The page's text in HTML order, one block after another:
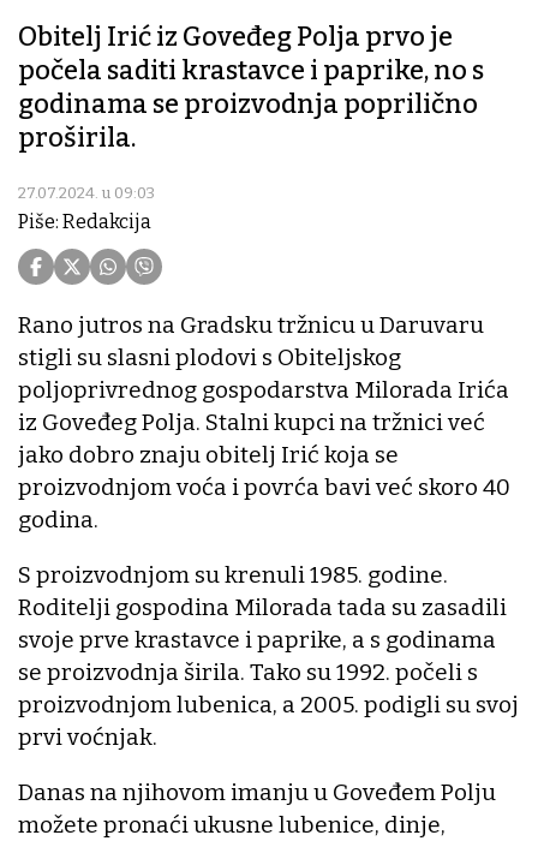
Obitelj Irić iz Goveđeg Polja prvo je
počela saditi krastavce i paprike, no s
godinama se proizvodnja poprilično
proširila.
27.07.2024. u 09:03
Piše: Redakcija
Rano jutros na Gradsku tržnicu u Daruvaru
stigli su slasni plodovi s Obiteljskog
poljoprivrednog gospodarstva Milorada Irića
iz Goveđeg Polja. Stalni kupci na tržnici već
jako dobro znaju obitelj Irić koja se
proizvodnjom voća i povrća bavi već skoro 40
godina.
S proizvodnjom su krenuli 1985. godine.
Roditelji gospodina Milorada tada su zasadili
svoje prve krastavce i paprike, a s godinama
se proizvodnja širila. Tako su 1992. počeli s
proizvodnjom lubenica, a 2005. podigli su svoj
prvi voćnjak.
Danas na njihovom imanju u Goveđem Polju
možete pronaći ukusne lubenice, dinje,